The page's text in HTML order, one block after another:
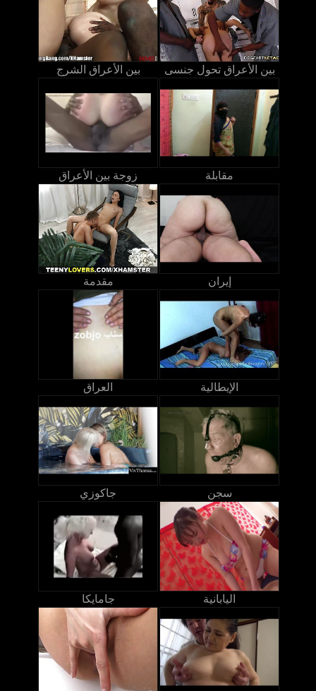
بين الأعراق الشرج بين الأعراق تحول جنسى
زوجة بين الأعراق مقابلة
مقدمة إيران
العراق الإيطالية
جاكوزي سجن
جامايكا اليابانية